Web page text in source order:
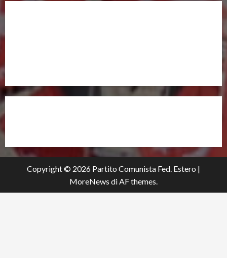
Copyright © 2026 Partito Comunista Fed. Estero |
MoreNews di AF themes.